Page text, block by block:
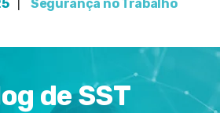
Segurança no Trabalho
de SST